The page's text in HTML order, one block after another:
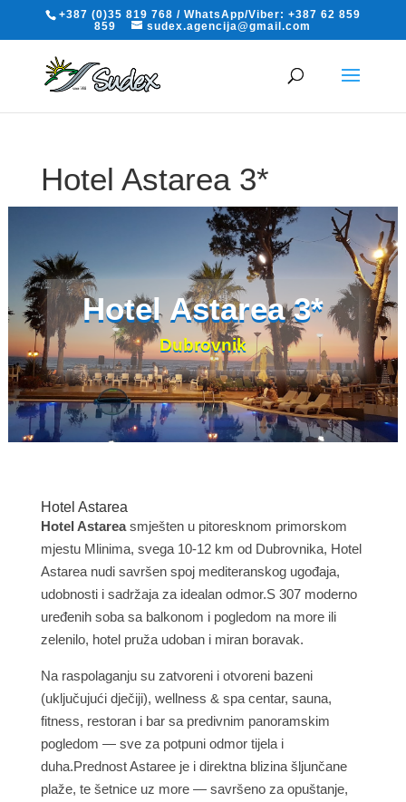
+387 (0)35 819 768 / WhatsApp/Viber: +387 62 859
859
sudex.agencija@gmail.com
Hotel Astarea 3*
Hotel Astarea 3*
Dubrovnik
Hotel Astarea
Hotel Astareasmješten u pitoresknom primorskom
mjestu Mlinima, svega 10-12 km od Dubrovnika, Hotel
Astarea nudi savršen spoj mediteranskog ugođaja,
udobnosti i sadržaja za idealan odmor.S 307 moderno
uređenih soba sa balkonom i pogledom na more ili
zelenilo, hotel pruža udoban i miran boravak.
Na raspolaganju su zatvoreni i otvoreni bazeni
(uključujući dječiji), wellness & spa centar, sauna,
fitness, restoran i bar sa predivnim panoramskim
pogledom — sve za potpuni odmor tijela i
duha.Prednost Astaree je i direktna blizina šljunčane
plaže, te šetnice uz more — savršeno za opuštanje,